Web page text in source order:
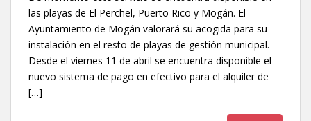
las playas de El Perchel, Puerto Rico y Mogán. El
Ayuntamiento de Mogán valorará su acogida para su
instalación en el resto de playas de gestión municipal.
Desde el viernes 11 de abril se encuentra disponible el
nuevo sistema de pago en efectivo para el alquiler de
[…]